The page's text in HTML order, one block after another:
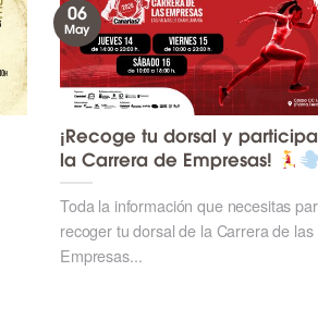
¡Recoge tu dorsal y
la Carrera de Empresas!
Toda la información que necesitas
recoger tu dorsal de la Carrera de las
Empresas...
06
May